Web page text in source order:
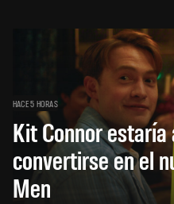
HACE 5 HORAS
Kit Connor estaría
convertirse en el
Men